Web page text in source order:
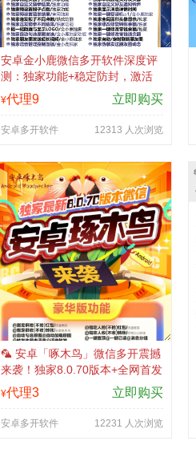
安卓金小鹿微信多开软件深度评
测：独家功能+稳定防封，激活
码认准拍拍卡商城
¥代理9 立即购买
安卓多开软件 12313 人次浏览
🦜 安卓「啄木鸟」微信多开震撼
来袭！独家8.0.70版本+全网首发
功能，年卡授权更省心！
¥代理3 立即购买
安卓多开软件 12231 人次浏览